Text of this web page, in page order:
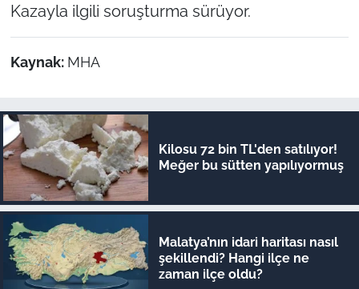
Kazayla ilgili soruşturma sürüyor.
Kaynak: MHA
Kilosu 72 bin TL'den satılıyor!
Meğer bu sütten yapılıyormuş
Malatya’nın idari haritası nasıl
şekillendi? Hangi ilçe ne
zaman ilçe oldu?